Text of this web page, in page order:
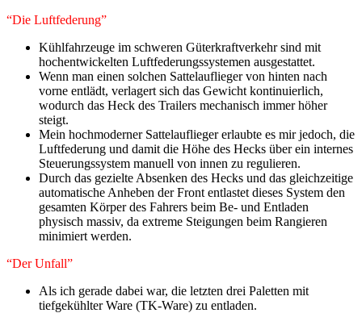
“Die Luftfederung”
Kühlfahrzeuge im schweren Güterkraftverkehr sind mit
hochentwickelten Luftfederungssystemen ausgestattet.
Wenn man einen solchen Sattelauflieger von hinten nach
vorne entlädt, verlagert sich das Gewicht kontinuierlich,
wodurch das Heck des Trailers mechanisch immer höher
steigt.
Mein hochmoderner Sattelauflieger erlaubte es mir jedoch, die
Luftfederung und damit die Höhe des Hecks über ein internes
Steuerungssystem manuell von innen zu regulieren.
Durch das gezielte Absenken des Hecks und das gleichzeitige
automatische Anheben der Front entlastet dieses System den
gesamten Körper des Fahrers beim Be- und Entladen
physisch massiv, da extreme Steigungen beim Rangieren
minimiert werden.
“Der Unfall”
Als ich gerade dabei war, die letzten drei Paletten mit
tiefgekühlter Ware (TK-Ware) zu entladen.